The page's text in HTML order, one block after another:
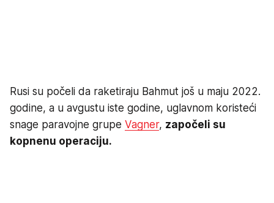
Rusi su počeli da raketiraju Bahmut još u maju 2022.
godine, a u avgustu iste godine, uglavnom koristeći
snage paravojne grupe Vagner, započeli su
kopnenu operaciju.